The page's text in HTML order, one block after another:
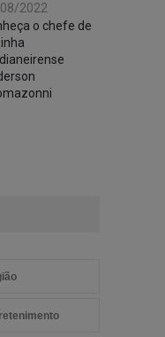
2022
o chefe de